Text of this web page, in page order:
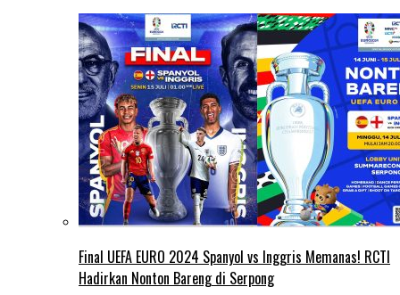
Final UEFA EURO 2024 Spanyol vs Inggris Memanas! RCTI
Hadirkan Nonton Bareng di Serpong